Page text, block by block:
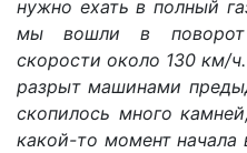
нужно ехать в полный
мы вошли в
скорости около 130 км/
разрыт машинами
скопилось много
какой-то момент начала